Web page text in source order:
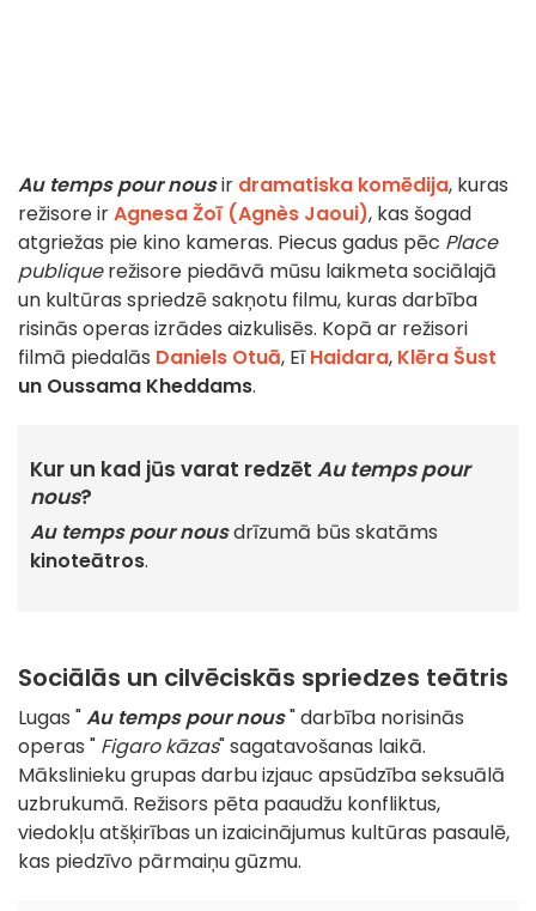
Au temps pour nousir dramatiska komēdija, kuras
režisore irAgnesa Žoī (Agnès Jaoui), kas šogad
atgriežas pie kino kameras. Piecus gadus pēc Place
publiquerežisore piedāvā mūsu laikmeta sociālajā
un kultūras spriedzē sakņotu filmu, kuras darbība
risinās operas izrādes aizkulisēs. Kopā ar režisori
filmā piedalās Daniels Otuā, EīHaidara, Klēra Šust
un Oussama Kheddams.
Kur un kad jūs varat redzēt Au temps pour
nous?
Au temps pour nousdrīzumā būs skatāms
kinoteātros.
Sociālās un cilvēciskās spriedzes teātris
Lugas "Au temps pour nous" darbība norisinās
operas " Figaro kāzas" sagatavošanas laikā.
Mākslinieku grupas darbu izjauc apsūdzība seksuālā
uzbrukumā. Režisors pēta paaudžu konfliktus,
viedokļu atšķirības un izaicinājumus kultūras pasaulē,
kas piedzīvo pārmaiņu gūzmu.